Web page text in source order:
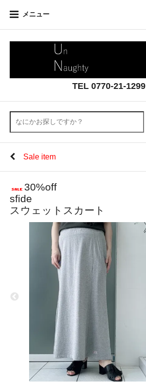
メニュー
TEL 0770-21-1299
Sale item
30%off
sfide
スウェットスカート